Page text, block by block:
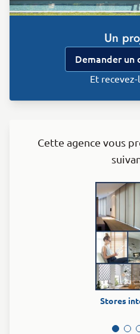
Un
Demander un
Et
Cette agence vous
Stores